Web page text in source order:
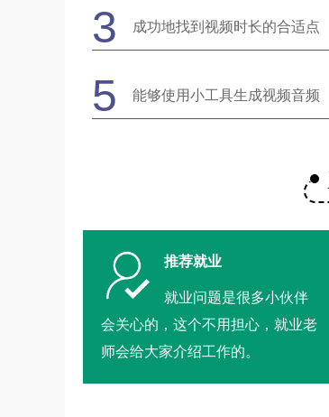
3 成功地找到视频时长的合适点
5 能够使用小工具生成视频音频
推荐就业
就业问题是很多小伙伴
会关心的，这个不用担心，就业老
师会给大家介绍工作的。